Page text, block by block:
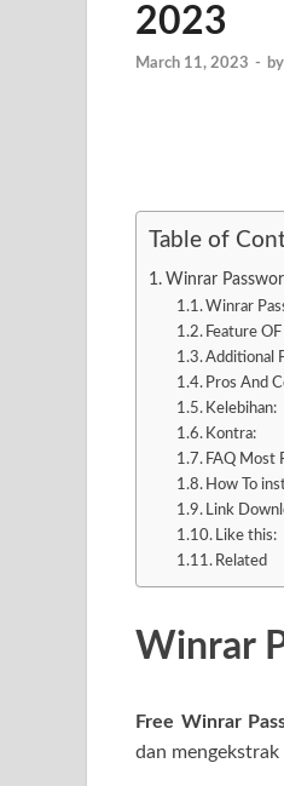
2023
March 11, 2023 - by
Table of
Winrar
Winrar
Feature
Additional
Pros And
Kelebihan:
Kontra:
FAQ Most
How To
Link
Like this:
Related
Winrar
Free Winrar
dan